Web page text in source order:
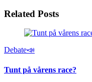
Related Posts
Debate📣
Tunt på vårens race?